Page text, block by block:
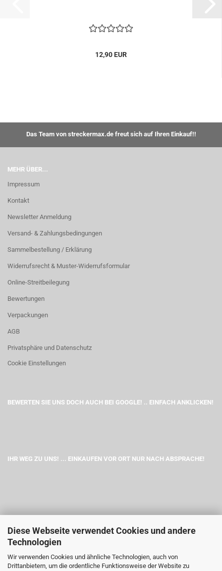
Diese Webseite verwendet Cookies und andere
Technologien
Wir verwenden Cookies und ähnliche Technologien, auch von
Drittanbietern, um die ordentliche Funktionsweise der Website zu
12,90 EUR
Das Team von streckermax.de freut sich auf Ihren Einkauf!!
MEHR ÜBER...
Impressum
Kontakt
Newsletter Anmeldung
Versand- & Zahlungsbedingungen
Sammelbestellung / Erklärung
Widerrufsrecht & Muster-Widerrufsformular
Online-Streitbeilegung
Bewertungen
Verpackungen
AGB
Privatsphäre und Datenschutz
Cookie Einstellungen
BEWERTEN SIE UNS DOCH AUCH BEI GOOGLE! .. EINFACH ANKLICKEN!
IHR WEG ZU UNS! ... EINKAUFEN VOR ORT NUR NACH ABSPRACHE!